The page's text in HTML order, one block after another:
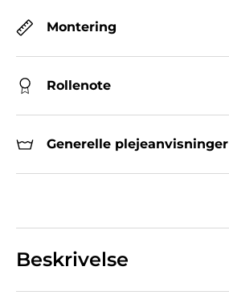
Montering
Rollenote
Generelle plejeanvisninger
Beskrivelse